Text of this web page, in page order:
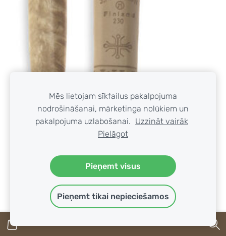
Mēs lietojam sīkfailus pakalpojuma
nodrošināšanai, mārketinga nolūkiem un
pakalpojuma uzlabošanai. Uzzināt vairāk
Pielāgot
Pieņemt visus
Pieņemt tikai nepieciešamos